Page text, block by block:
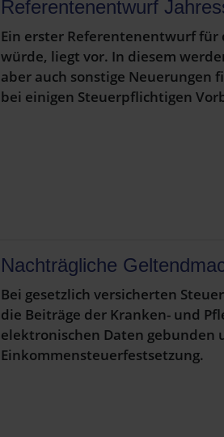
Referentenentwurf
Ein erster Referentenentwurf für
würde, liegt vor. In diesem
aber auch sonstige Neuerungen
bei einigen Steuerpflichtigen
Nachträgliche
Bei gesetzlich versicherten
die Beiträge der Kranken- und
elektronischen Daten gebunden
Einkommensteuerfestsetzung.